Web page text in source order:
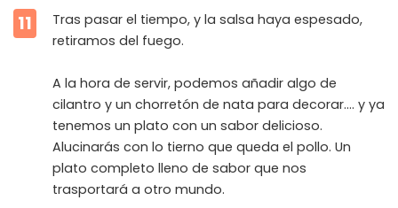
11
Tras pasar el tiempo, y la salsa haya espesado,
retiramos del fuego.
A la hora de servir, podemos añadir algo de
cilantro y un chorretón de nata para decorar.... y ya
tenemos un plato con un sabor delicioso.
Alucinarás con lo tierno que queda el pollo. Un
plato completo lleno de sabor que nos
trasportará a otro mundo.